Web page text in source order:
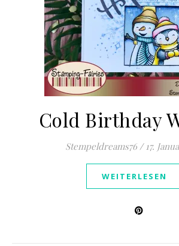
Cold Birthday
Stempeldreams76 / 17.
WEITERLESEN